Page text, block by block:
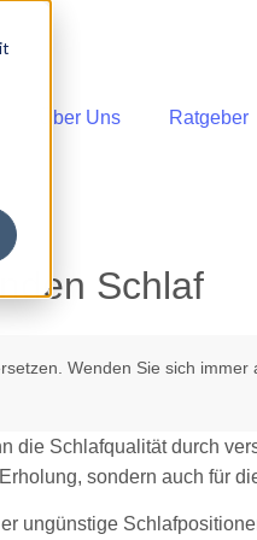
Über Uns Ratgeber
Schlaf
Wenden Sie sich immer
die Schlafqualität durch
sondern auch für
ungünstige